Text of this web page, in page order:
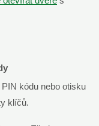
kódu nebo otisku
klíčů.